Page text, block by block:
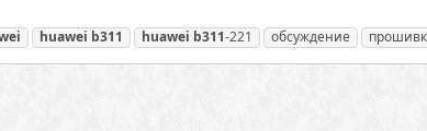
huawei b311 huawei b311-221 обсуждение